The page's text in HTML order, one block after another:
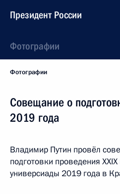
Президент России
Фотографии
Фотографии
Совещание о
2019 года
Владимир Путин провёл
подготовки проведения
универсиады 2019 года в